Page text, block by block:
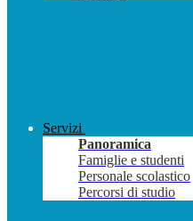
Servizi
Panoramica
Famiglie e studenti
Personale scolastico
Percorsi di studio